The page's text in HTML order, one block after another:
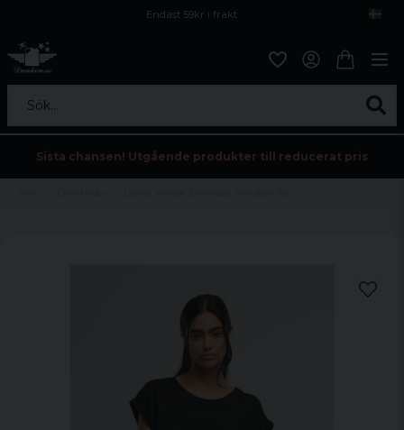
Endast 59kr i frakt
Sök...
Sista chansen! Utgående produkter till reducerat pris